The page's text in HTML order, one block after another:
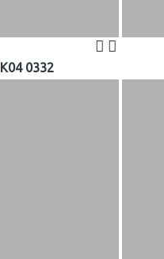
K04 0332